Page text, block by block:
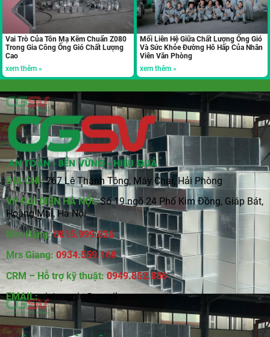
Vai Trò Của Tôn Mạ Kẽm Chuẩn Z080
Trong Gia Công Ống Gió Chất Lượng
Cao
xem thêm »
Mối Liên Hệ Giữa Chất Lượng Ống Gió
Và Sức Khỏe Đường Hô Hấp Của Nhân
Viên Văn Phòng
xem thêm »
ĐỊA CHỈ: 267 Lê Thánh Tông, Máy Chai, Hải Phòng
VP ĐẠI DIỆN HÀ NỘI:Số 19 ngõ 24 Phố Kim Đồng, Giáp Bát,
Hoàng Mai, Hà Nội
Mrs Hằng: 0815.999.826
Mrs Giang: 0934.559.168
CRM – Hỗ trợ kỹ thuật: 0949.852.886
EMAIL: vietonggio@gmail.com